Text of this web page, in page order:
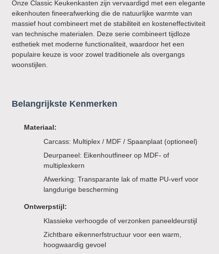
Onze Classic Keukenkasten zijn vervaardigd met een elegante
eikenhouten fineerafwerking die de natuurlijke warmte van
massief hout combineert met de stabiliteit en kosteneffectiviteit
van technische materialen. Deze serie combineert tijdloze
esthetiek met moderne functionaliteit, waardoor het een
populaire keuze is voor zowel traditionele als overgangs
woonstijlen.
Belangrijkste Kenmerken
Materiaal:
Carcass: Multiplex / MDF / Spaanplaat (optioneel)
Deurpaneel: Eikenhoutfineer op MDF- of
multiplexkern
Afwerking: Transparante lak of matte PU-verf voor
langdurige bescherming
Ontwerpstijl:
Klassieke verhoogde of verzonken paneeldeurstijl
Zichtbare eikennerfstructuur voor een warm,
hoogwaardig gevoel